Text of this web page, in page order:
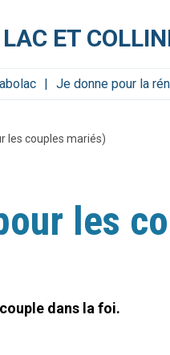
ET
Je donne pour la
les couples mariés)
les
dans la foi.